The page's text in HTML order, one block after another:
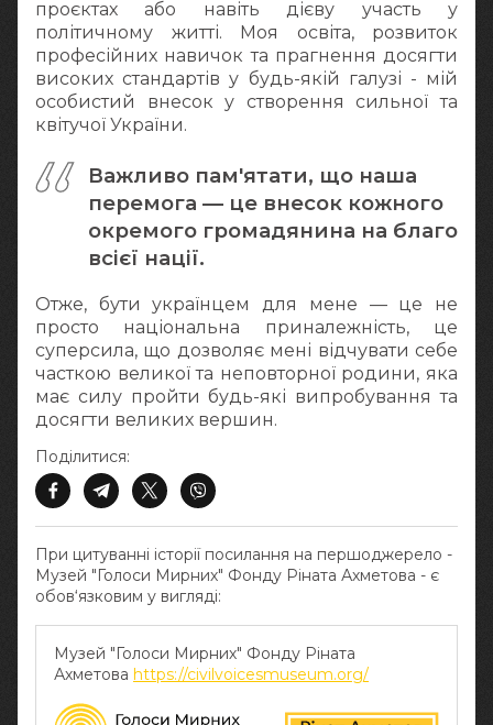
проєктах або навіть дієву участь у
політичному житті. Моя освіта, розвиток
професійних навичок та прагнення досягти
високих стандартів у будь-якій галузі - мій
особистий внесок у створення сильної та
квітучої України.
Важливо пам'ятати, що наша
перемога — це внесок кожного
окремого громадянина на благо
всієї нації.
Отже, бути українцем для мене — це не
просто національна приналежність, це
суперсила, що дозволяє мені відчувати себе
часткою великої та неповторної родини, яка
має силу пройти будь-які випробування та
досягти великих вершин.
При цитуванні історії посилання на першоджерело -
Музей "Голоси Мирних" Фонду Ріната Ахметова - є
обов‘язковим у вигляді:
Музей "Голоси Мирних" Фонду Ріната
Ахметова https://civilvoicesmuseum.org/
Поділитися: